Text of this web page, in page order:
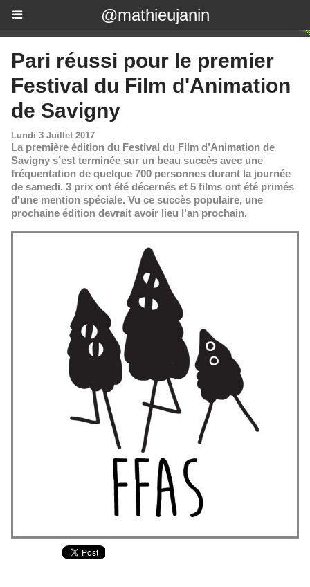
@mathieujanin
Pari réussi pour le premier
Festival du Film d'Animation
de Savigny
Lundi 3 Juillet 2017
La première édition du Festival du Film d’Animation de
Savigny s’est terminée sur un beau succès avec une
fréquentation de quelque 700 personnes durant la journée
de samedi. 3 prix ont été décernés et 5 films ont été primés
d'une mention spéciale. Vu ce succès populaire, une
prochaine édition devrait avoir lieu l’an prochain.